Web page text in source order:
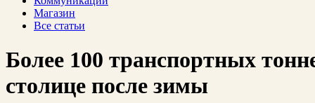
Магазин
Все статьи
Более 100 транспортных
столице после зимы